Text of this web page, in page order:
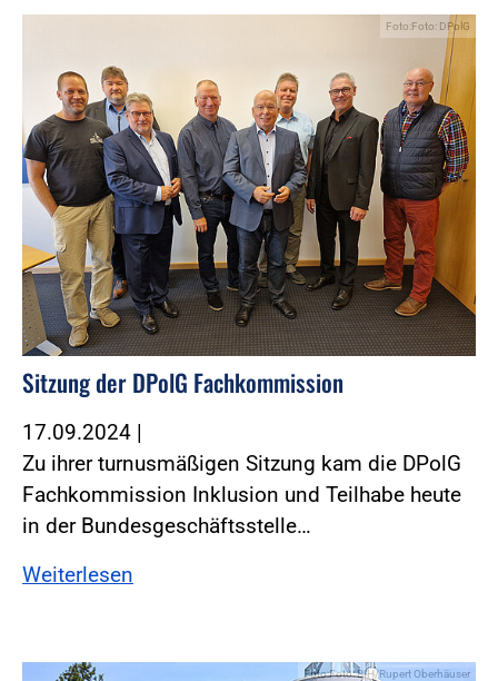
Foto:Foto: DPolG
Sitzung der DPolG Fachkommission
17.09.2024 |
Zu ihrer turnusmäßigen Sitzung kam die DPolG
Fachkommission Inklusion und Teilhabe heute
in der Bundesgeschäftsstelle…
Weiterlesen
Foto:Foto: BIH/Rupert Oberhäuser